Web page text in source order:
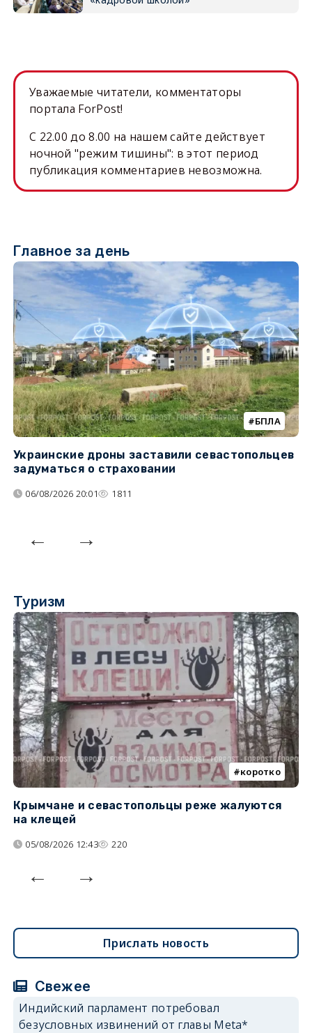
Уважаемые читатели, комментаторы
портала ForPost!
C 22.00 до 8.00 на нашем сайте действует
ночной "режим тишины": в этот период
публикация комментариев невозможна.
Главное за день
БПЛА
Украинские дроны заставили севастопольцев
задуматься о страховании
06/08/2026 20:01 1811
Туризм
коротко
Крымчане и севастопольцы реже жалуются
на клещей
05/08/2026 12:43 220
Прислать новость
Свежее
Индийский парламент потребовал
безусловных извинений от главы Meta*